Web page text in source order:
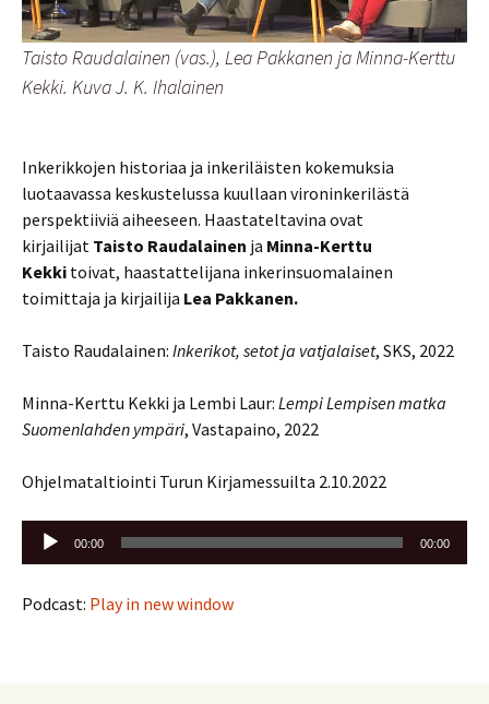
Taisto Raudalainen (vas.), Lea Pakkanen ja Minna-Kerttu
Kekki. Kuva J. K. Ihalainen
Inkerikkojen historiaa ja inkeriläisten kokemuksia
luotaavassa keskustelussa kuullaan vironinkerilästä
perspektiiviä aiheeseen. Haastateltavina ovat
kirjailijat Taisto Raudalainen ja Minna-Kerttu
Kekki toivat, haastattelijana inkerinsuomalainen
toimittaja ja kirjailija Lea Pakkanen.
Taisto Raudalainen: Inkerikot, setot ja vatjalaiset, SKS, 2022
Minna-Kerttu Kekki ja Lembi Laur: Lempi Lempisen matka
Suomenlahden ympäri, Vastapaino, 2022
Ohjelmataltiointi Turun Kirjamessuilta 2.10.2022
Äänitoistin
00:00 00:00
Podcast: Play in new window